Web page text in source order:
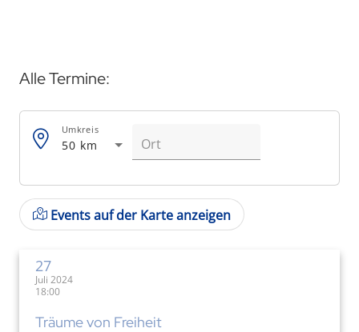
Alle Termine:
50 km
Umkreis
Events auf der Karte anzeigen
27
Juli 2024
18:00
Träume von Freiheit